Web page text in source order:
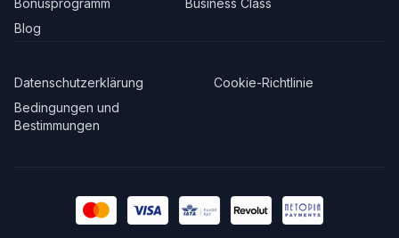
Bonusprogramm
Blog
Business Class
Datenschutzerklärung
Cookie-Richtlinie
Bedingungen und
Bestimmungen